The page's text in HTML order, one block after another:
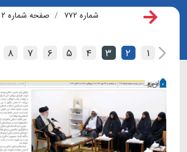
شماره ۷۷۲ صفحه شماره ۲
۱ ۲ ۳ ۴ ۵ ۶ ۷ ۸